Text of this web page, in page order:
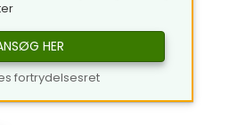
HER
fortrydelsesret